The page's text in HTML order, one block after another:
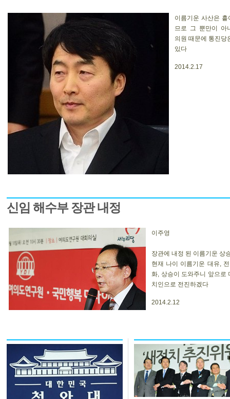
이름기운 사산은 흩
므로 그 뿐만이 아
의원 때문에 통진당
있다
2014.2.17
신임 해수부 장관 내정
이주영
장관에 내정 된 이름기운 상
현재 나이 이름기운 대유,
화, 상승이 도와주니 앞으로
치인으로 전진하겠다
2014.2.12